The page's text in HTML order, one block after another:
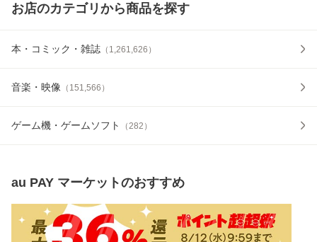
お店のカテゴリから商品を探す
本・コミック・雑誌 （ 1,261,626 ）
音楽・映像 （ 151,566 ）
ゲーム機・ゲームソフト （282 ）
au PAY マーケットのおすすめ